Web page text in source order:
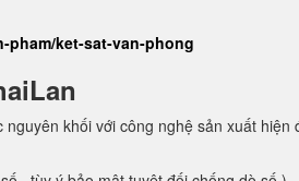
pham/ket-sat-van-phong
khối với công nghệ sản xuất hiện